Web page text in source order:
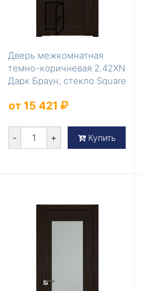
Дверь межкомнатная
темно-коричневая 2.42XN
Дарк Браун, стекло Square
от 15 421
- + Купить